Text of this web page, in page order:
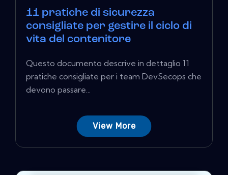
11 pratiche di sicurezza
consigliate per gestire il ciclo di
vita del contenitore
Questo documento descrive in dettaglio 11
pratiche consigliate per i team DevSecops che
devono passare...
View More